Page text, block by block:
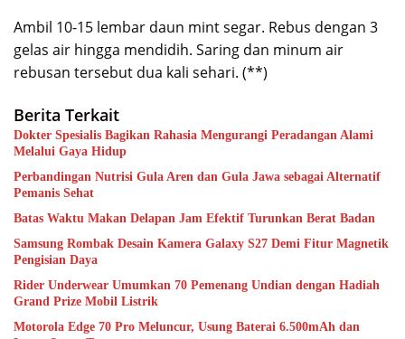
Ambil 10-15 lembar daun mint segar. Rebus dengan 3
gelas air hingga mendidih. Saring dan minum air
rebusan tersebut dua kali sehari. (**)
Berita Terkait
Dokter Spesialis Bagikan Rahasia Mengurangi Peradangan Alami
Melalui Gaya Hidup
Perbandingan Nutrisi Gula Aren dan Gula Jawa sebagai Alternatif
Pemanis Sehat
Batas Waktu Makan Delapan Jam Efektif Turunkan Berat Badan
Samsung Rombak Desain Kamera Galaxy S27 Demi Fitur Magnetik
Pengisian Daya
Rider Underwear Umumkan 70 Pemenang Undian dengan Hadiah
Grand Prize Mobil Listrik
Motorola Edge 70 Pro Meluncur, Usung Baterai 6.500mAh dan